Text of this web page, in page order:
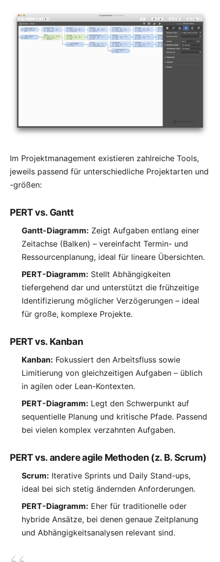
Im Projektmanagement existieren zahlreiche Tools,
jeweils passend für unterschiedliche Projektarten und
-größen:
PERT vs. Gantt
Gantt-Diagramm: Zeigt Aufgaben entlang einer
Zeitachse (Balken) – vereinfacht Termin- und
Ressourcenplanung, ideal für lineare Übersichten.
PERT-Diagramm: Stellt Abhängigkeiten
tiefergehend dar und unterstützt die frühzeitige
Identifizierung möglicher Verzögerungen – ideal
für große, komplexe Projekte.
PERT vs. Kanban
Kanban: Fokussiert den Arbeitsfluss sowie
Limitierung von gleichzeitigen Aufgaben – üblich
in agilen oder Lean-Kontexten.
PERT-Diagramm: Legt den Schwerpunkt auf
sequentielle Planung und kritische Pfade. Passend
bei vielen komplex verzahnten Aufgaben.
PERT vs. andere agile Methoden (z. B. Scrum)
Scrum: Iterative Sprints und Daily Stand-ups,
ideal bei sich stetig ändernden Anforderungen.
PERT-Diagramm: Eher für traditionelle oder
hybride Ansätze, bei denen genaue Zeitplanung
und Abhängigkeitsanalysen relevant sind.